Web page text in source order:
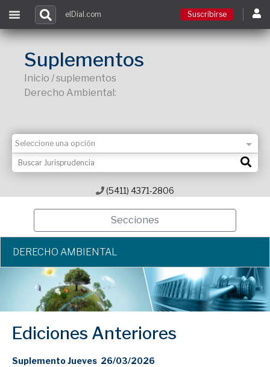
elDial.com Suscribirse
Suplementos
Inicio / suplementos
Derecho Ambiental:
(5411) 4371-2806
Secciones
DERECHO AMBIENTAL
Ediciones Anteriores
Suplemento Jueves 26/03/2026